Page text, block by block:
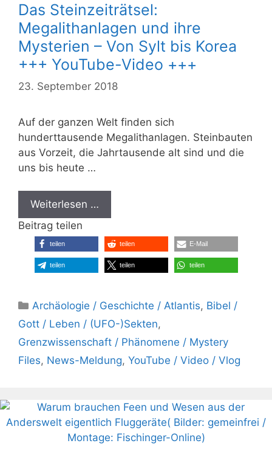
Das Steinzeiträtsel:
Megalithanlagen und ihre
Mysterien – Von Sylt bis Korea
+++ YouTube-Video +++
23. September 2018
Auf der ganzen Welt finden sich
hunderttausende Megalithanlagen. Steinbauten
aus Vorzeit, die Jahrtausende alt sind und die
uns bis heute …
Weiterlesen …
Beitrag teilen
teilen teilen E-Mail
teilen teilen teilen
Kategorien
Archäologie / Geschichte / Atlantis, Bibel /
Gott / Leben / (UFO-)Sekten,
Grenzwissenschaft / Phänomene / Mystery
Files, News-Meldung, YouTube / Video / Vlog